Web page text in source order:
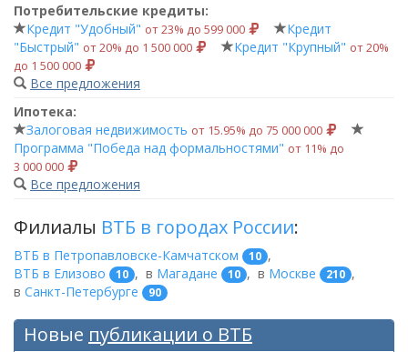
Потребительские кредиты:
Кредит "Удобный" от 23% до 599 000
Кредит
"Быстрый" от 20% до 1 500 000 Кредит "Крупный" от 20%
до 1 500 000
Все предложения
Ипотека:
Залоговая недвижимость от 15.95% до 75 000 000
Программа "Победа над формальностями" от 11% до
3 000 000
Все предложения
Филиалы ВТБ в городах России:
ВТБ в Петропавловске-Камчатском 10 ,
ВТБ в Елизово
10 , в Магадане 10 , в Москве 210 ,
в Санкт-Петербурге 90
Новые публикации о ВТБ